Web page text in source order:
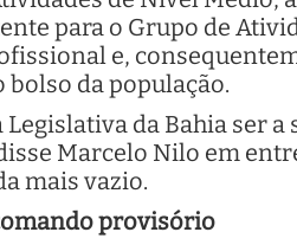
para o Grupo de
e,
bolso da população.
da Bahia ser
Marcelo Nilo em
mais vazio.
provisório